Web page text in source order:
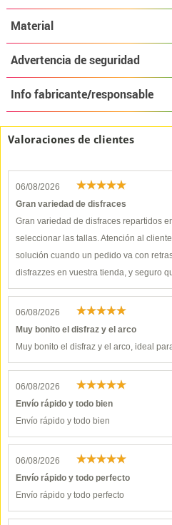
Material
Advertencia de seguridad
Info fabricante/responsable
Valoraciones de clientes
06/08/2026
Gran variedad de disfraces
Gran variedad de disfraces repartidos
seleccionar las tallas. Atención al
solución cuando un pedido va con
disfrazzes en vuestra tienda, y seguro
06/08/2026
Muy bonito el disfraz y el arco
Muy bonito el disfraz y el arco, ideal
06/08/2026
Envío rápido y todo bien
Envío rápido y todo bien
06/08/2026
Envío rápido y todo perfecto
Envío rápido y todo perfecto